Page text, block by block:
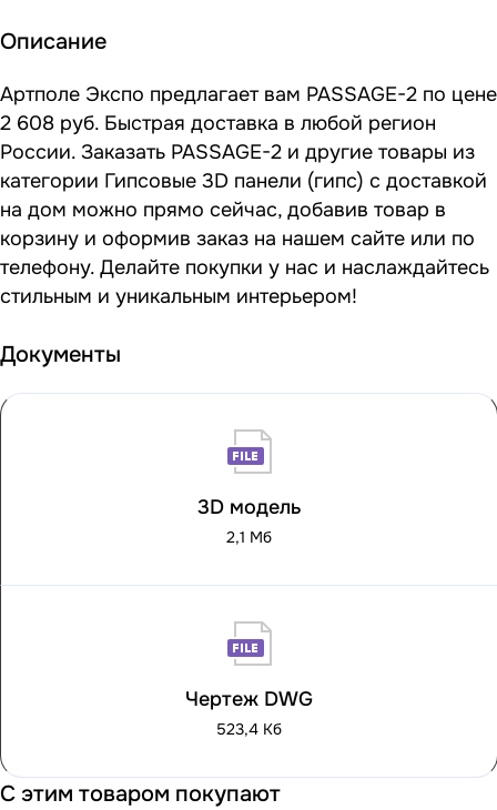
Описание
Артполе Экспо предлагает вам PASSAGE-2 по цене
2 608 руб. Быстрая доставка в любой регион
России. Заказать PASSAGE-2 и другие товары из
категории Гипсовые 3D панели (гипс) с доставкой
на дом можно прямо сейчас, добавив товар в
корзину и оформив заказ на нашем сайте или по
телефону. Делайте покупки у нас и наслаждайтесь
стильным и уникальным интерьером!
Документы
3D модель
2,1 Мб
Чертеж DWG
523,4 Кб
С этим товаром покупают